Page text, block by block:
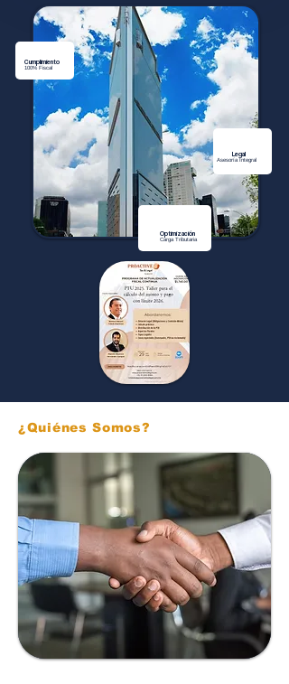
Legal
Asesoría Integral
Optimización
Carga Tributaria
Cumplimiento
100% Fiscal
¿Quiénes Somos?